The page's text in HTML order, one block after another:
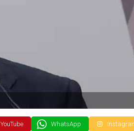
YouTube WhatsApp